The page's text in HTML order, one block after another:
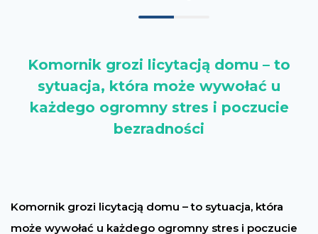
Komornik grozi licytacją domu – to
sytuacja, która może wywołać u
każdego ogromny stres i poczucie
bezradności
Komornik grozi licytacją domu – to sytuacja, która
może wywołać u każdego ogromny stres i poczucie